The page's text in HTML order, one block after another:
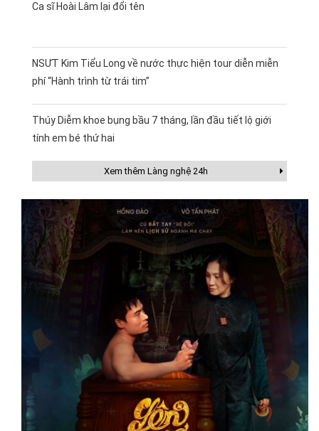
Ca sĩ Hoài Lâm lại đổi tên
NSƯT Kim Tiểu Long về nước thực hiện tour diễn miễn
phí “Hành trình từ trái tim”
Thúy Diễm khoe bụng bầu 7 tháng, lần đầu tiết lộ giới
tính em bé thứ hai
Xem thêm Làng nghệ 24h